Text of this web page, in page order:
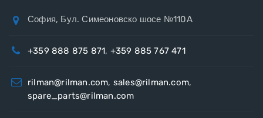
София, Бул. Симеоновско шосе №110А
+359 888 875 871, +359 885 767 471
rilman@rilman.com, sales@rilman.com,
spare_parts@rilman.com